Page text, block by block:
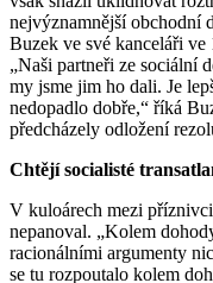
nejvýznamnější obchodní
Buzek ve své kanceláři ve
„Naši partneři ze sociální
my jsme jim ho dali. Je
nedopadlo dobře,“ říká
předcházely odložení
Chtějí socialisté
V kuloárech mezi
nepanoval. „Kolem
racionálními argumenty
se tu rozpoutalo kolem